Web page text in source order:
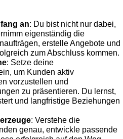
an: Du bist nicht nur dabei,
eigenständig die
erstelle Angebote und
zum Abschluss kommen.
: Setze deine
um Kunden aktiv
vorzustellen und
zu präsentieren. Du lernst,
und langfristige Beziehungen
: Verstehe die
genau, entwickle passende